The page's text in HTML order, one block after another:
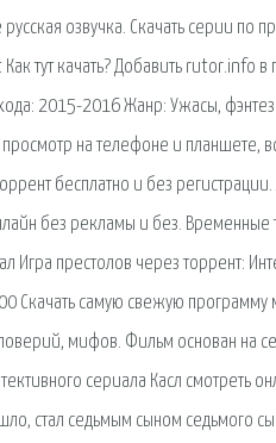
озвучка. Скачать серии по
тут качать? Добавить rutor.info
2015-2016 Жанр: Ужасы,
на телефоне и планшете,
бесплатно и без
без рекламы и без. Временные
Игра престолов через торрент:
самую свежую
мифов. Фильм основан на
сериала Касл смотреть
стал седьмым сыном седьмого